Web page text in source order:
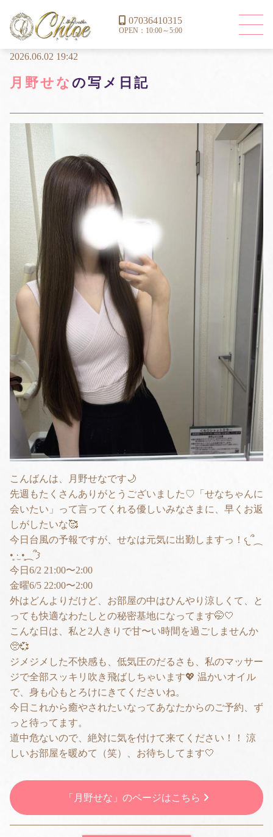
07036410315
OPEN：10:00～5:00
2026.06.02 19:42
月野せな の写メ日記
こんばんは、月野せなです🌙
先週もたくさんありがとうございました♡「せなちゃんに
会いたい」って言ってくれる優しいみなさまに、早くお返
しがしたいな🥰
今日台風の予報ですが、せなは元気に出勤しますっ！𐔌՞⁔
•͈ ·̫ •͈⁔՞𐦯
今日6/2 21:00〜2:00
金曜6/5 22:00〜2:00
外はどんよりだけど、お部屋の中はひんやり涼しくて、と
っても快適なわたしとの秘密基地になってます🤭🤍
こんな日は、私と2人きりで甘〜い時間を過ごしませんか
🥺💞
ジメジメした不快感も、低気圧のだるさも、私のマッサー
ジで全部スッキリ吹き飛ばしちゃいます💖 温かいオイル
で、身も心もとろけにきてくださいね。
今日これから癒やされたいなってあなたからのご予約、ず
っと待ってます。
道中危ないので、絶対に気を付けて来てください！！ 涼
しいお部屋を暖めて（笑）、お待ちしてます🤍
「月野せな」のページはこちら